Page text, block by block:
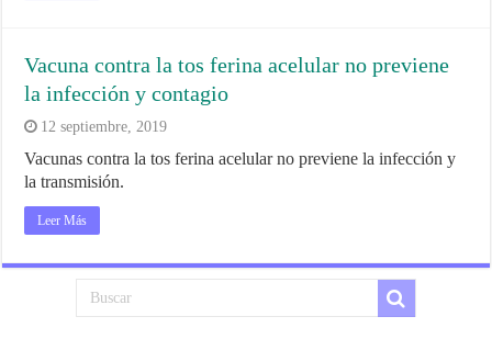
Vacuna contra la tos ferina acelular no previene
la infección y contagio
12 septiembre, 2019
Vacunas contra la tos ferina acelular no previene la infección y
la transmisión.
Leer Más